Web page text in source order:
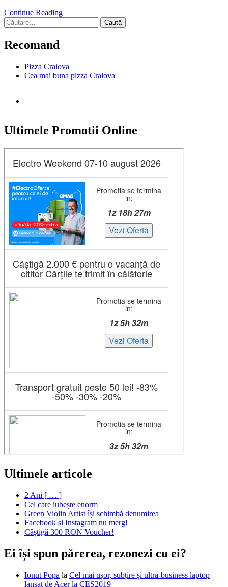
Continue Reading
Caută
după:
Recomand
Pizza Craiova
Cea mai buna pizza Craiova
Ultimele Promotii Online
Ultimele articole
2 Ani [ … ]
Cel care iubește enorm
Green Violin Artist își schimbă denumirea
Facebook și Instagram nu merg!
Câștigă 300 RON Voucher!
Ei își spun părerea, rezonezi cu ei?
Ionut Popa la Cel mai ușor, subțire și ultra-business laptop
lansat de Acer la CES2019